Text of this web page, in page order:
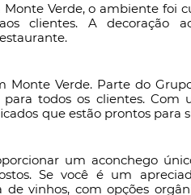
Verde, o ambiente foi
clientes. A decoração
Verde. Parte do
todos os clientes. Com
que estão prontos para
um aconchego
Se você é um
vinhos, com opções